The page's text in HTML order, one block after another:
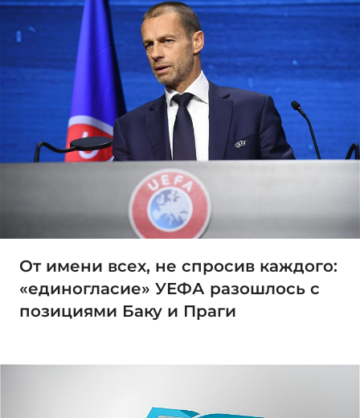
От имени всех, не спросив каждого:
«единогласие» УЕФА разошлось с
позициями Баку и Праги